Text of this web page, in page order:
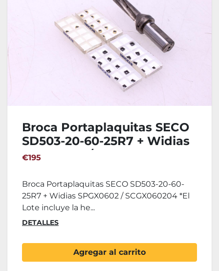
Broca Portaplaquitas SECO
SD503-20-60-25R7 + Widias
SPGX0602 / SCGX060204
€195
Broca Portaplaquitas SECO SD503-20-60-
25R7 + Widias SPGX0602 / SCGX060204 *El
Lote incluye la he...
DETALLES
Agregar al carrito